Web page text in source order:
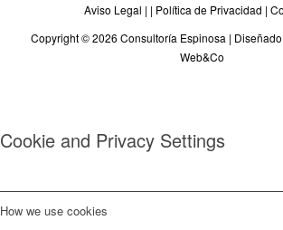
Aviso Legal | | Política de Privacidad |
Copyright © 2026 Consultoría Espinosa |
Web&Co
Cookie and Privacy Settings
How we use cookies